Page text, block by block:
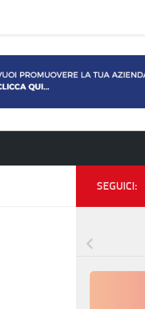
SEGUICI: